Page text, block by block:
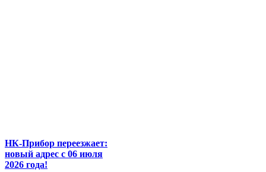
НК-Прибор переезжает:
новый адрес с 06 июля
2026 года!